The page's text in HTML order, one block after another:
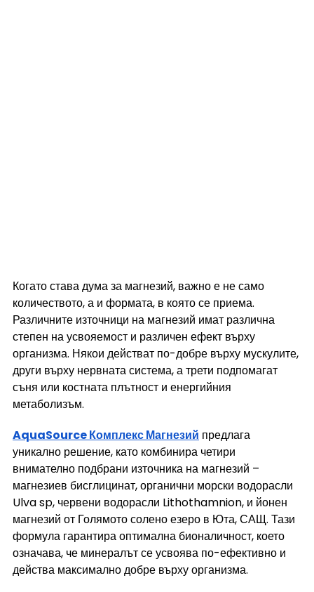
Когато става дума за магнезий, важно е не само
количеството, а и формата, в която се приема.
Различните източници на магнезий имат различна
степен на усвояемост и различен ефект върху
организма. Някои действат по-добре върху мускулите,
други върху нервната система, а трети подпомагат
съня или костната плътност и енергийния
метаболизъм.
AquaSource Комплекс Магнезий предлага
уникално решение, като комбинира четири
внимателно подбрани източника на магнезий –
магнезиев бисглицинат, органични морски водорасли
Ulva sp, червени водорасли Lithothamnion, и йонен
магнезий от Голямото солено езеро в Юта, САЩ. Тази
формула гарантира оптимална бионаличност, което
означава, че минералът се усвоява по-ефективно и
действа максимално добре върху организма.